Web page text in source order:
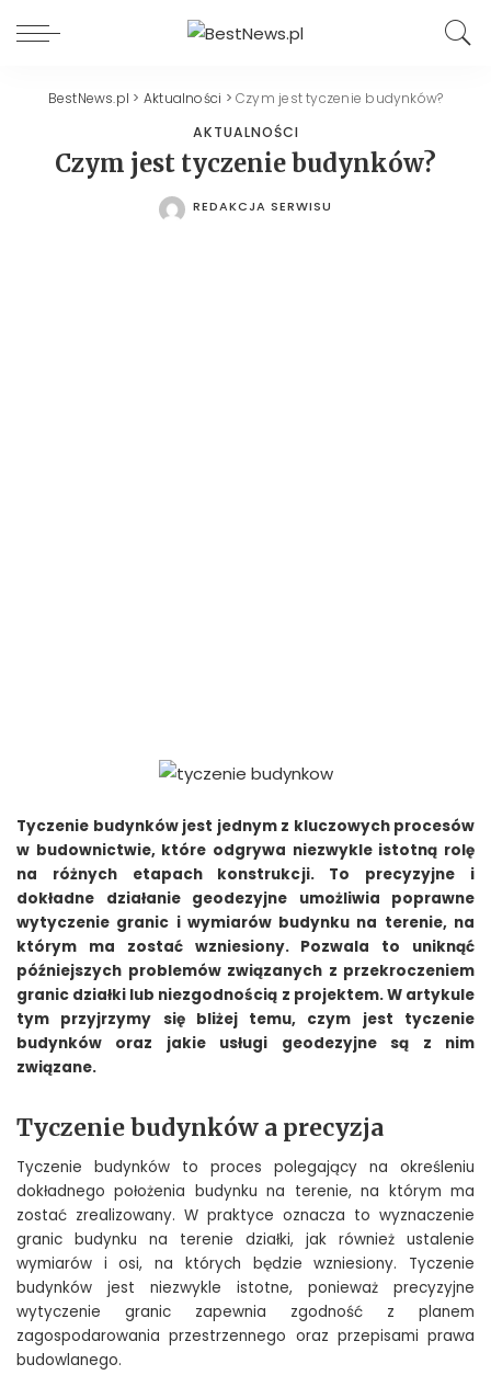
BestNews.pl > Aktualności >Czym jest tyczenie budynków?
AKTUALNOŚCI
Czym jest tyczenie budynków?
POSTED
REDAKCJA SERWISU
Tyczenie budynków jest jednym z kluczowych procesów
w budownictwie, które odgrywa niezwykle istotną rolę
na różnych etapach konstrukcji. To precyzyjne i
dokładne działanie geodezyjne umożliwia poprawne
wytyczenie granic i wymiarów budynku na terenie, na
którym ma zostać wzniesiony. Pozwala to uniknąć
późniejszych problemów związanych z przekroczeniem
granic działki lub niezgodnością z projektem. W artykule
tym przyjrzymy się bliżej temu, czym jest tyczenie
budynków oraz jakie usługi geodezyjne są z nim
związane.
Tyczenie budynków a precyzja
Tyczenie budynków to proces polegający na określeniu
dokładnego położenia budynku na terenie, na którym ma
zostać zrealizowany. W praktyce oznacza to wyznaczenie
granic budynku na terenie działki, jak również ustalenie
wymiarów i osi, na których będzie wzniesiony. Tyczenie
budynków jest niezwykle istotne, ponieważ precyzyjne
wytyczenie granic zapewnia zgodność z planem
zagospodarowania przestrzennego oraz przepisami prawa
budowlanego.